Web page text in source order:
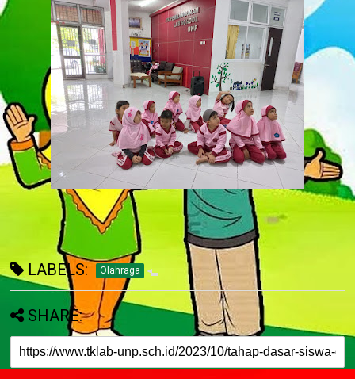
LABELS: Olahraga
SHARE: